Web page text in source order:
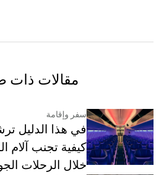
مقالات ذات
سفر وإقامة
في هذا الدليل
كيفية تجنب آلام
خلال الرحلات